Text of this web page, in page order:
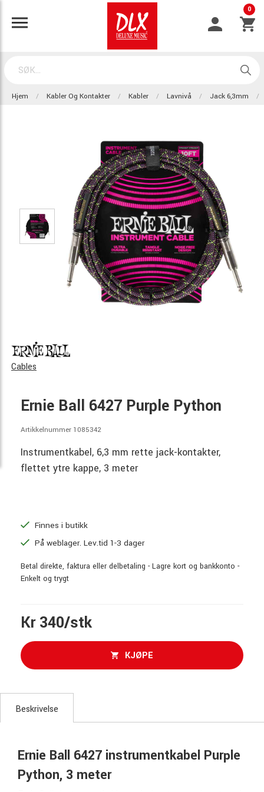
0
Hjem Kabler Og Kontakter Kabler Lavnivå Jack 6,3mm
Cables
Ernie Ball 6427 Purple Python
Artikkelnummer 1085342
Instrumentkabel, 6,3 mm rette jack-kontakter,
flettet ytre kappe, 3 meter
Finnes i butikk
På weblager. Lev.tid 1-3 dager
Betal direkte, faktura eller delbetaling - Lagre kort og bankkonto -
Enkelt og trygt
Kr 340/stk
KJØPE
Beskrivelse
Ernie Ball 6427 instrumentkabel Purple
Python, 3 meter